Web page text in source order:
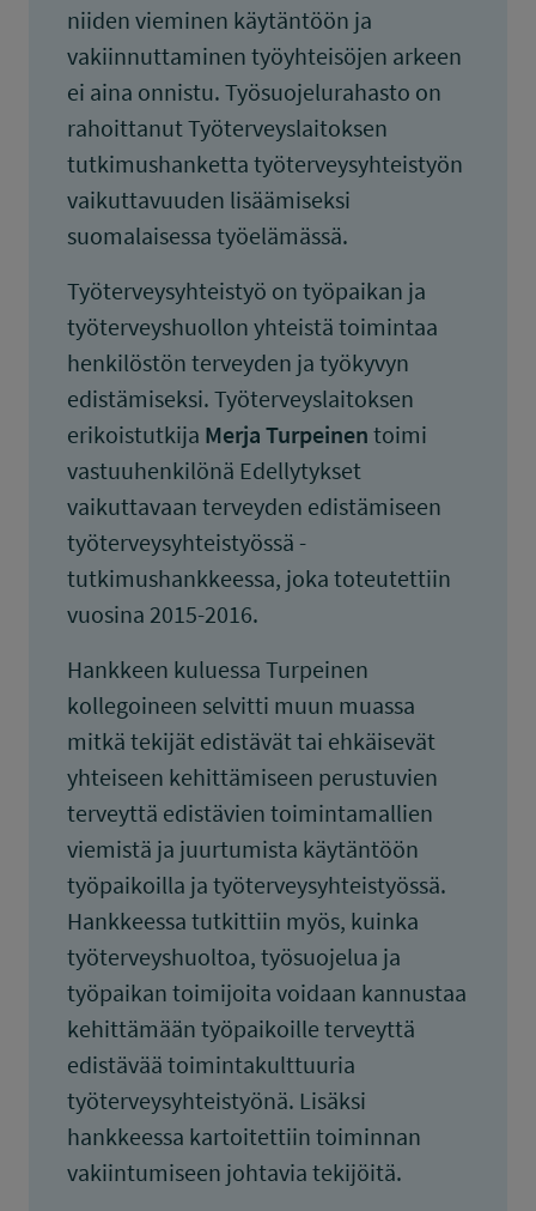
niiden vieminen käytäntöön ja
vakiinnuttaminen työyhteisöjen arkeen
ei aina onnistu. Työsuojelurahasto on
rahoittanut Työterveyslaitoksen
tutkimushanketta työterveysyhteistyön
vaikuttavuuden lisäämiseksi
suomalaisessa työelämässä.
Työterveysyhteistyö on työpaikan ja
työterveyshuollon yhteistä toimintaa
henkilöstön terveyden ja työkyvyn
edistämiseksi. Työterveyslaitoksen
erikoistutkija Merja Turpeinen toimi
vastuuhenkilönä Edellytykset
vaikuttavaan terveyden edistämiseen
työterveysyhteistyössä -
tutkimushankkeessa, joka toteutettiin
vuosina 2015-2016.
Hankkeen kuluessa Turpeinen
kollegoineen selvitti muun muassa
mitkä tekijät edistävät tai ehkäisevät
yhteiseen kehittämiseen perustuvien
terveyttä edistävien toimintamallien
viemistä ja juurtumista käytäntöön
työpaikoilla ja työterveysyhteistyössä.
Hankkeessa tutkittiin myös, kuinka
työterveyshuoltoa, työsuojelua ja
työpaikan toimijoita voidaan kannustaa
kehittämään työpaikoille terveyttä
edistävää toimintakulttuuria
työterveysyhteistyönä. Lisäksi
hankkeessa kartoitettiin toiminnan
vakiintumiseen johtavia tekijöitä.